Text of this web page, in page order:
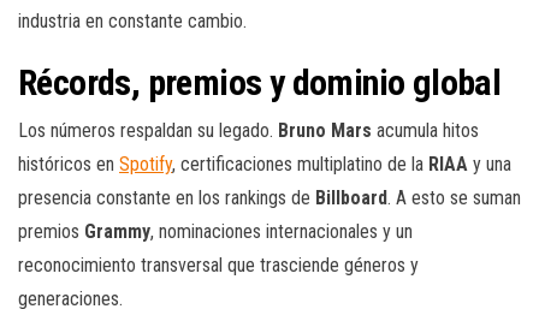
industria en constante cambio.
Récords, premios y dominio global
Los números respaldan su legado. Bruno Mars acumula hitos
históricos en Spotify, certificaciones multiplatino de la RIAA y una
presencia constante en los rankings de Billboard. A esto se suman
premios Grammy, nominaciones internacionales y un
reconocimiento transversal que trasciende géneros y
generaciones.